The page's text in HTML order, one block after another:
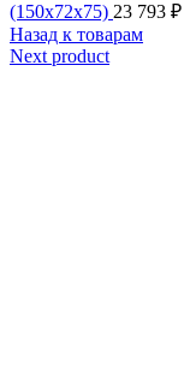
(150x72x75) 23 793 ₽
Назад к товарам
Next product